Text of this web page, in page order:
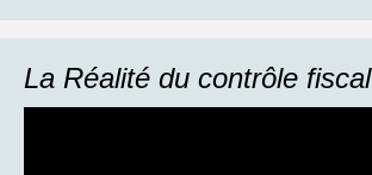
La Réalité du contrôle fiscal